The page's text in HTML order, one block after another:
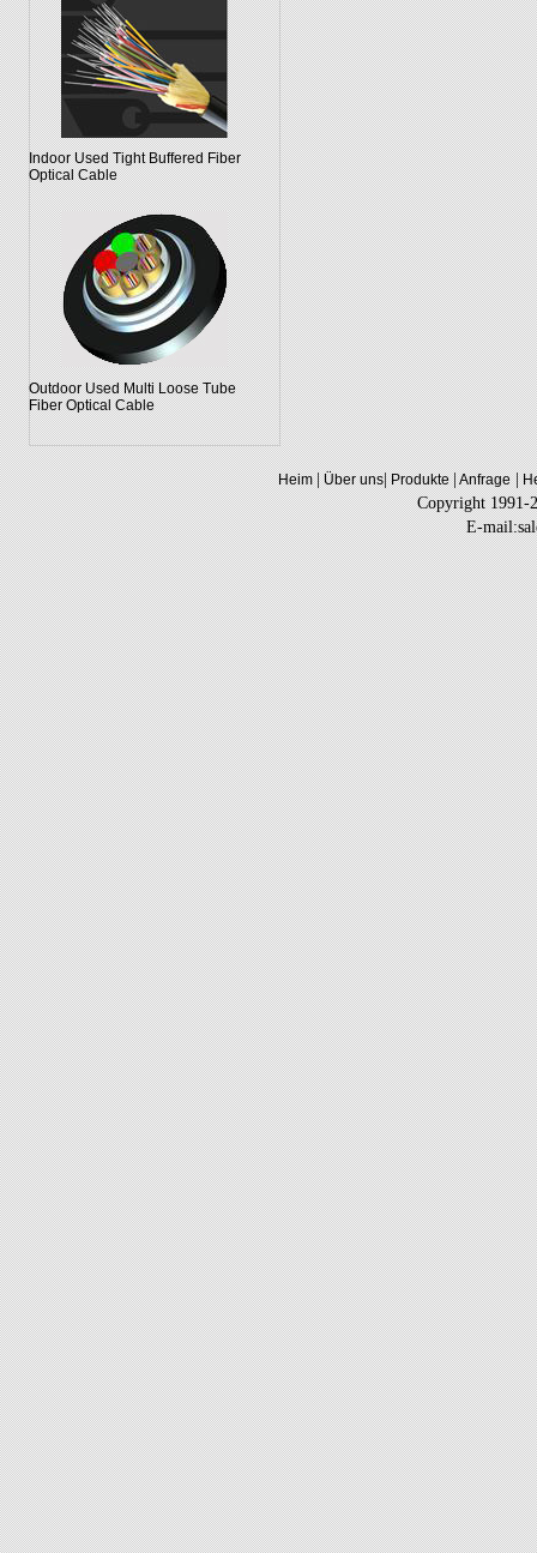
Indoor Used Tight Buffered Fiber
Optical Cable
Outdoor Used Multi Loose Tube
Fiber Optical Cable
Heim|Über uns|Produkte|Anfrage|
Copyright 1991-
E-